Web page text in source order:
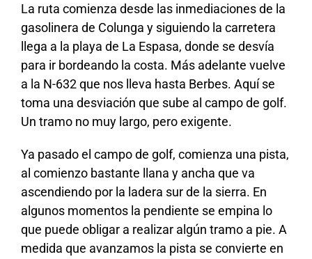
La ruta comienza desde las inmediaciones de la
gasolinera de Colunga y siguiendo la carretera
llega a la playa de La Espasa, donde se desvía
para ir bordeando la costa. Más adelante vuelve
a la N-632 que nos lleva hasta Berbes. Aquí se
toma una desviación que sube al campo de golf.
Un tramo no muy largo, pero exigente.
Ya pasado el campo de golf, comienza una pista,
al comienzo bastante llana y ancha que va
ascendiendo por la ladera sur de la sierra. En
algunos momentos la pendiente se empina lo
que puede obligar a realizar algún tramo a pie. A
medida que avanzamos la pista se convierte en